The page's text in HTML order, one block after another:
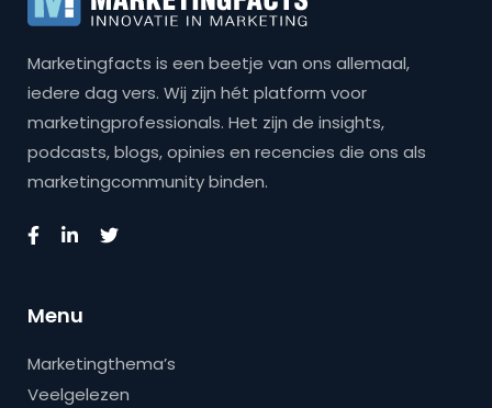
Marketingfacts is een beetje van ons allemaal,
iedere dag vers. Wij zijn hét platform voor
marketingprofessionals. Het zijn de insights,
podcasts, blogs, opinies en recencies die ons als
marketingcommunity binden.
Menu
Marketingthema’s
Veelgelezen